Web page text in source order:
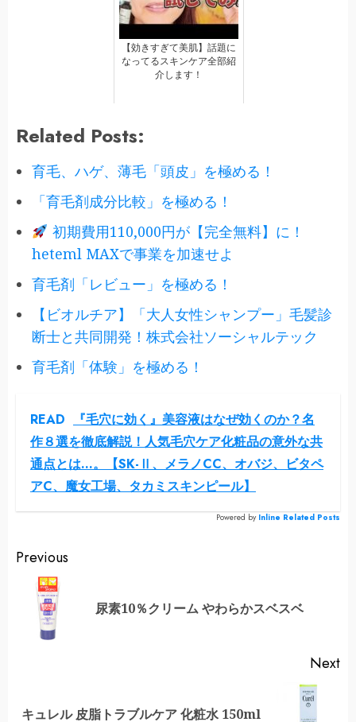
【効きすぎて美肌】話題に
なってるスキンケア全部紹
介します！
Related Posts:
育毛、ハゲ、薄毛「頭皮」を極める！
「育毛剤成分比較」を極める！
初期費用110,000円が【完全無料】に！
heteml MAXで事業を加速せよ
育毛剤「レビュー」を極める！
【ビオルチア】「大人女性シャンプー」毛髪診
断士と共同開発！株式会社ソーシャルテック
育毛剤「体験」を極める！
READ
『毛穴に効く』美容液はなぜ効くのか？名
作８選を徹底解説！人気毛穴ケア化粧品の意外な共
通点とは…。【SK-Ⅱ、メラノCC、オバジ、ビタペ
アC、魔女工場、タカミスキンピール】
Powered by Inline Related Posts
Continue
Reading
Previous
尿素10％クリーム やわらかスベスベ
Next
Next
キュレル 皮脂トラブルケア 化粧水 150ml